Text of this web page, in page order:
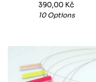
390,00 Kč
10 Options